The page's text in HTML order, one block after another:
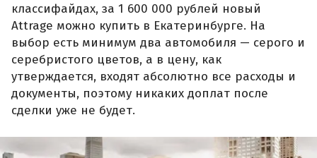
классифайдах, за 1 600 000 рублей новый
Attrage можно купить в Екатеринбурге. На
выбор есть минимум два автомобиля — серого и
серебристого цветов, а в цену, как
утверждается, входят абсолютно все расходы и
документы, поэтому никаких доплат после
сделки уже не будет.